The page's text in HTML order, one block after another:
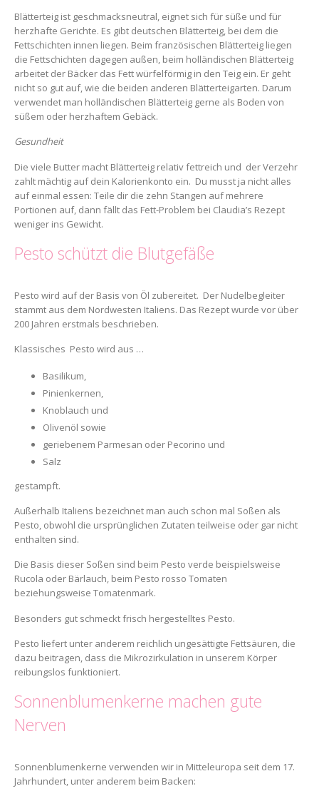
Blätterteig ist geschmacksneutral, eignet sich für süße und für
herzhafte Gerichte. Es gibt deutschen Blätterteig, bei dem die
Fettschichten innen liegen. Beim französischen Blätterteig liegen
die Fettschichten dagegen außen, beim holländischen Blätterteig
arbeitet der Bäcker das Fett würfelförmig in den Teig ein. Er geht
nicht so gut auf, wie die beiden anderen Blätterteigarten. Darum
verwendet man holländischen Blätterteig gerne als Boden von
süßem oder herzhaftem Gebäck.
Gesundheit
Die viele Butter macht Blätterteig relativ fettreich und der Verzehr
zahlt mächtig auf dein Kalorienkonto ein. Du musst ja nicht alles
auf einmal essen: Teile dir die zehn Stangen auf mehrere
Portionen auf, dann fällt das Fett-Problem bei Claudia’s Rezept
weniger ins Gewicht.
Pesto schützt die Blutgefäße
Pesto wird auf der Basis von Öl zubereitet. Der Nudelbegleiter
stammt aus dem Nordwesten Italiens. Das Rezept wurde vor über
200 Jahren erstmals beschrieben.
Klassisches Pesto wird aus …
Basilikum,
Pinienkernen,
Knoblauch und
Olivenöl sowie
geriebenem Parmesan oder Pecorino und
Salz
gestampft.
Außerhalb Italiens bezeichnet man auch schon mal Soßen als
Pesto, obwohl die ursprünglichen Zutaten teilweise oder gar nicht
enthalten sind.
Die Basis dieser Soßen sind beim Pesto verde beispielsweise
Rucola oder Bärlauch, beim Pesto rosso Tomaten
beziehungsweise Tomatenmark.
Besonders gut schmeckt frisch hergestelltes Pesto.
Pesto liefert unter anderem reichlich ungesättigte Fettsäuren, die
dazu beitragen, dass die Mikrozirkulation in unserem Körper
reibungslos funktioniert.
Sonnenblumenkerne machen gute
Nerven
Sonnenblumenkerne verwenden wir in Mitteleuropa seit dem 17.
Jahrhundert, unter anderem beim Backen: